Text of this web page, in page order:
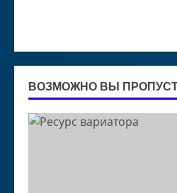
ВОЗМОЖНО ВЫ